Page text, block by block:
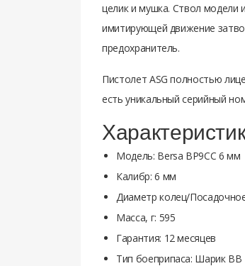
целик и мушка. Ствол модели
имитирующей движение
предохранитель.
Пистолет ASG полностью
есть уникальный серийный
Модель: Bersa BP9CC 6 мм
Калибр: 6 мм
Диаметр колец/
Масса, г: 595
Гарантия: 12 месяцев
Тип боеприпаса: Шарик BB